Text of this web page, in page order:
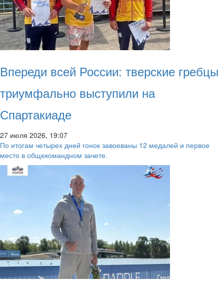
Впереди всей России: тверские гребцы
триумфально выступили на
Спартакиаде
27 июля 2026, 19:07
По итогам четырех дней гонок завоеваны 12 медалей и первое
место в общекомандном зачете.